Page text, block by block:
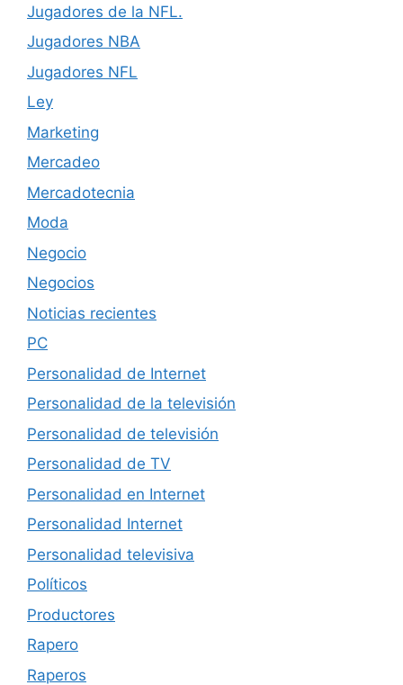
Jugadores de la NFL.
Jugadores NBA
Jugadores NFL
Ley
Marketing
Mercadeo
Mercadotecnia
Moda
Negocio
Negocios
Noticias recientes
PC
Personalidad de Internet
Personalidad de la televisión
Personalidad de televisión
Personalidad de TV
Personalidad en Internet
Personalidad Internet
Personalidad televisiva
Políticos
Productores
Rapero
Raperos